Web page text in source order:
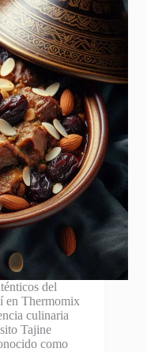
del
en Thermomix
culinaria
Tajine
como